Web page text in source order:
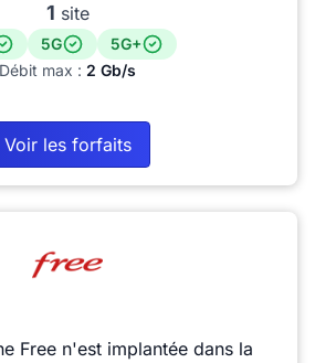
1 site
5G
5G+
Débit max : 2 Gb/s
Voir les forfaits
Free n'est implantée dans la